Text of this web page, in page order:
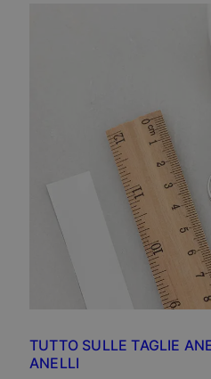
TUTTO SULLE TAGLIE
ANELLI